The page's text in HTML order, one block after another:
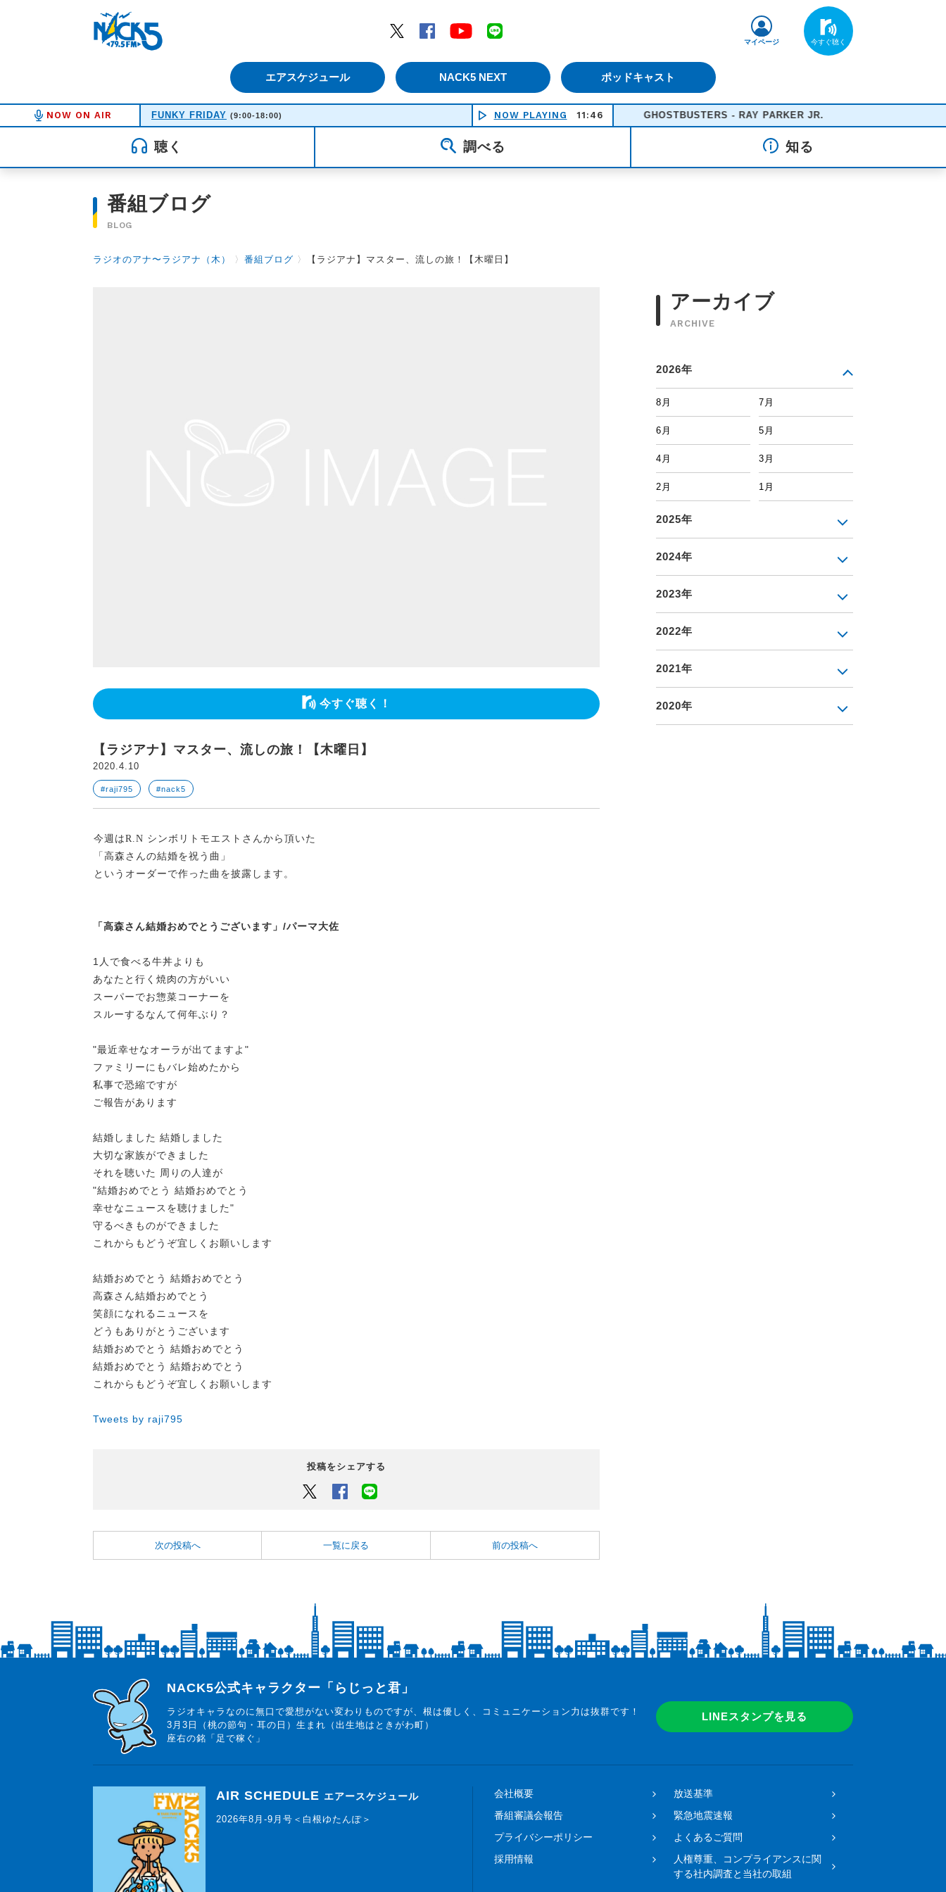
Twitter
Facebook YouTube
エアスケジュール NACK5 NEXT ポッドキャスト
マイページ
NOW ON AIR FUNKY FRIDAY (9:00-18:00) NOW PLAYING 11:46 GHOSTBUSTERS - RAY PARKER JR.
聴く 調べる 知る
番組ブログ
BLOG
ラジオのアナ〜ラジアナ（木） 〉 番組ブログ 〉 【ラジアナ】マスター、流しの旅！【木曜日】
今すぐ聴く！
【ラジアナ】マスター、流しの旅！【木曜日】
2020.4.10
#raji795 #nack5
今週はR.N シンボリトモエストさんから頂いた
「高森さんの結婚を祝う曲」
というオーダーで作った曲を披露します。
「高森さん結婚おめでとうございます」/パーマ大佐
1人で食べる牛丼よりも
あなたと行く焼肉の方がいい
スーパーでお惣菜コーナーを
スルーするなんて何年ぶり？
"最近幸せなオーラが出てますよ"
ファミリーにもバレ始めたから
私事で恐縮ですが
ご報告があります
結婚しました 結婚しました
大切な家族ができました
それを聴いた 周りの人達が
"結婚おめでとう 結婚おめでとう
幸せなニュースを聴けました"
守るべきものができました
これからもどうぞ宜しくお願いします
結婚おめでとう 結婚おめでとう
高森さん結婚おめでとう
笑顔になれるニュースを
どうもありがとうございます
結婚おめでとう 結婚おめでとう
結婚おめでとう 結婚おめでとう
これからもどうぞ宜しくお願いします
Tweets by raji795
投稿をシェアする
Twitter Facebook
次の投稿へ 一覧に戻る 前の投稿へ
アーカイブ
ARCHIVE
2026年
8月 7月
6月 5月
4月 3月
2月 1月
2025年
2024年
2023年
2022年
2021年
2020年
らじっと君
NACK5公式キャラクター「らじっと君」
ラジオキャラなのに無口で愛想がない変わりものですが、根は優しく、コミュニケーション力は抜群です！
3月3日（桃の節句・耳の日）生まれ（出生地はときがわ町）
座右の銘「足で稼ぐ」
LINEスタンプを見る
AIR SCHEDULE エアースケジュール
2026年8月-9月号＜白根ゆたんぽ＞
会社概要
放送基準
番組審議会報告
緊急地震速報
プライバシーポリシー
よくあるご質問
採用情報
人権尊重、コンプライアンスに関
する社内調査と当社の取組